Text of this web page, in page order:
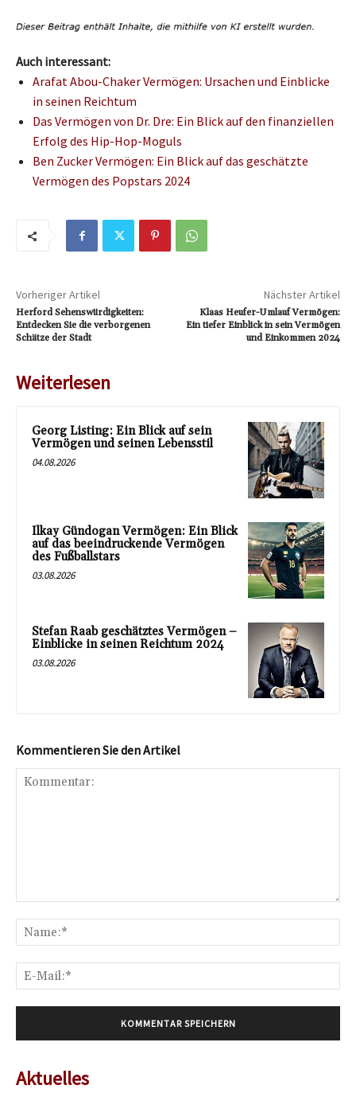
Auch interessant:
Arafat Abou-Chaker Vermögen: Ursachen und Einblicke
in seinen Reichtum
Das Vermögen von Dr. Dre: Ein Blick auf den finanziellen
Erfolg des Hip-Hop-Moguls
Ben Zucker Vermögen: Ein Blick auf das geschätzte
Vermögen des Popstars 2024
Vorheriger Artikel
Herford Sehenswürdigkeiten:
Entdecken Sie die verborgenen
Schätze der Stadt
Nächster Artikel
Klaas Heufer-Umlauf Vermögen:
Ein tiefer Einblick in sein Vermögen
und Einkommen 2024
Weiterlesen
Georg Listing: Ein Blick auf sein
Vermögen und seinen Lebensstil
04.08.2026
Ilkay Gündogan Vermögen: Ein Blick
auf das beeindruckende Vermögen
des Fußballstars
03.08.2026
Stefan Raab geschätztes Vermögen –
Einblicke in seinen Reichtum 2024
03.08.2026
Kommentieren Sie den Artikel
Aktuelles